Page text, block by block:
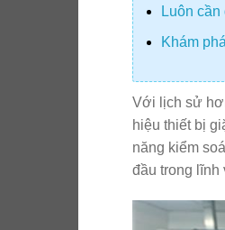
Luôn
Khám
Với lịch sử
hiệu thiết bị
năng kiểm
đầu trong lĩnh